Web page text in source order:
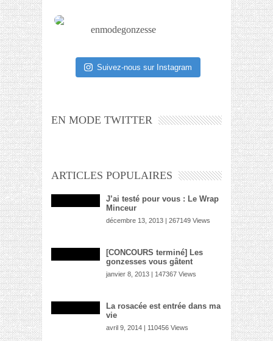
enmodegonzesse
Suivez-nous sur Instagram
EN MODE TWITTER
ARTICLES POPULAIRES
J’ai testé pour vous : Le Wrap
Minceur
décembre 13, 2013 | 267149 Views
[CONCOURS terminé] Les
gonzesses vous gâtent
janvier 8, 2013 | 147367 Views
La rosacée est entrée dans ma
vie
avril 9, 2014 | 110456 Views